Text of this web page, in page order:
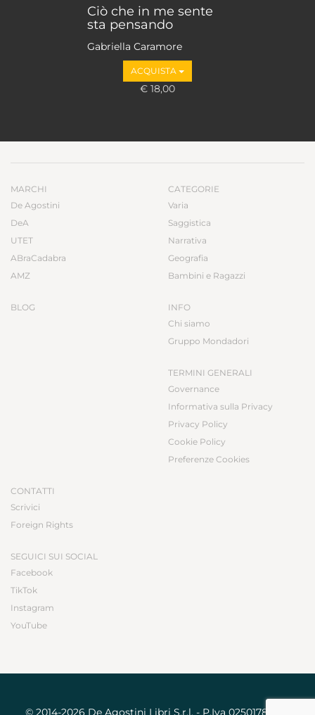
Ciò che in me sente
sta pensando
Gabriella Caramore
ACQUISTA
€ 18,00
MARCHI
De Agostini
DeA
UTET
ABraCadabra
AMZ
BLOG
CATEGORIE
Varia
Saggistica
Narrativa
Geografia
Bambini e Ragazzi
INFO
Chi siamo
Gruppo Mondadori
TERMINI GENERALI
Governance
Informativa sulla Privacy
Privacy Policy
Cookie Policy
Preferenze Cookies
CONTATTI
Scrivici
Foreign Rights
SEGUICI SUI SOCIAL
Facebook
TikTok
Instagram
YouTube
© 2014-2026 De Agostini Libri S.r.l. - P.Iva 02501780031